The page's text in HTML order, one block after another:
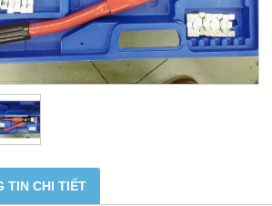
TIN CHI TIẾT